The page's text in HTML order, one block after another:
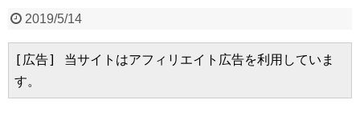
2019/5/14
[広告] 当サイトはアフィリエイト広告を利用していま
す。